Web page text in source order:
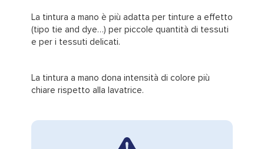
La tintura a mano è più adatta per tinture a effetto
(tipo tie and dye…) per piccole quantità di tessuti
e per i tessuti delicati.
La tintura a mano dona intensità di colore più
chiare rispetto alla lavatrice.